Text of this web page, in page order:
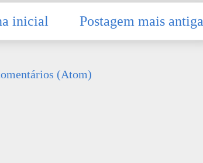
Postagem mais antiga
inicial
(Atom)